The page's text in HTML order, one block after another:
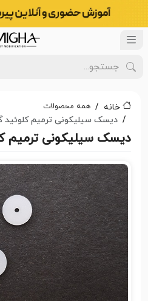
خانه همه محصولات
دیسک سیلیکونی ترمیم کلوئید
دیسک سیلیکونی ترمیم